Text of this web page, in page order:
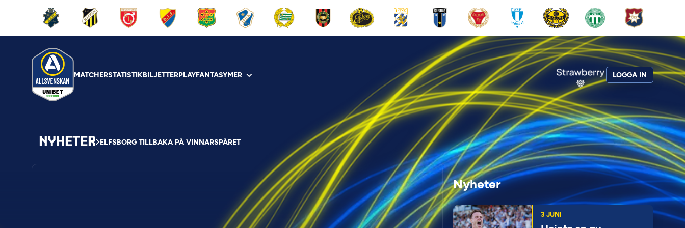
MATCHERSTATISTIKBILJETTERPLAYFANTASYMER LOGGA IN
NYHETER ELFSBORG TILLBAKA PÅ VINNARSPÅRET
Nyheter
3 JUNI